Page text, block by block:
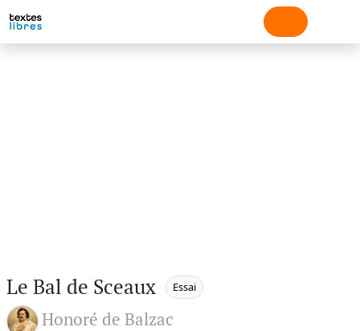
Le Bal de Sceaux Essai
Honoré de Balzac